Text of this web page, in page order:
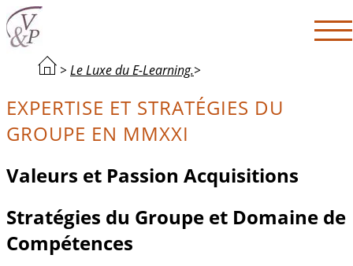
> Le Luxe du E-Learning.>
EXPERTISE ET STRATÉGIES DU
GROUPE EN MMXXI
Valeurs et Passion Acquisitions
Stratégies du Groupe et Domaine de
Compétences